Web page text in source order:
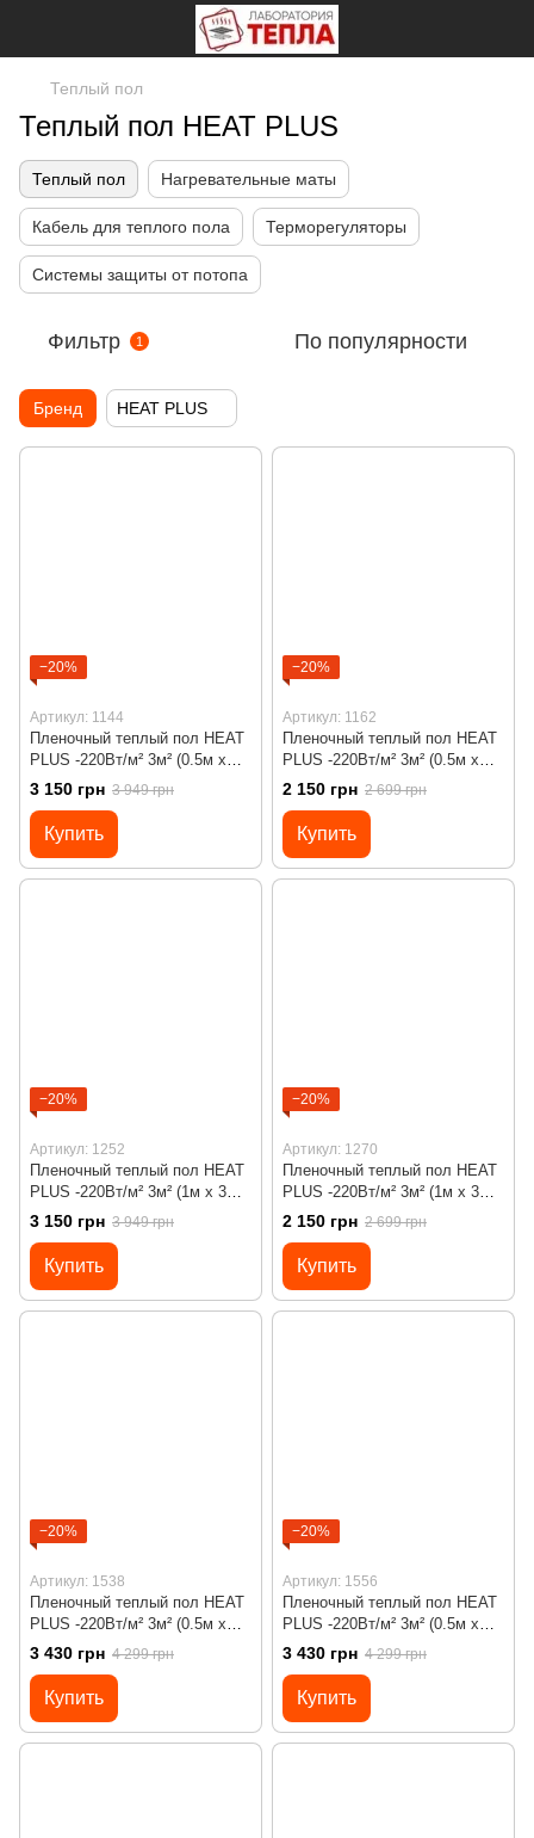
Теплый пол
Теплый пол HEAT PLUS
Теплый пол Нагревательные маты
Кабель для теплого пола Терморегуляторы
Системы защиты от потопа
Фильтр 1 По популярности
Бренд HEAT PLUS
−20%
Артикул: 1144
Пленочный теплый пол HEAT
PLUS -220Вт/м² 3м² (0.5м х
6м)/ 660Вт под ламинат c
программируемым
терморегулятором Х45
3 150 грн 3 949 грн
Купить
−20%
Артикул: 1162
Пленочный теплый пол HEAT
PLUS -220Вт/м² 3м² (0.5м х
6м)/ 660Вт под ламинат с
механическим
терморегулятором RTC 70
2 150 грн 2 699 грн
Купить
−20%
Артикул: 1252
Пленочный теплый пол HEAT
PLUS -220Вт/м² 3м² (1м х 3м)/
660Вт под ламинат c
программируемым
терморегулятором Х45
3 150 грн 3 949 грн
Купить
−20%
Артикул: 1270
Пленочный теплый пол HEAT
PLUS -220Вт/м² 3м² (1м х 3м)/
660Вт под ламинат с
механическим
терморегулятором RTC 70
2 150 грн 2 699 грн
Купить
−20%
Артикул: 1538
Пленочный теплый пол HEAT
PLUS -220Вт/м² 3м² (0.5м х
6м)/ 660Вт под ламинат с
сенсорным программируемым
терморегулятором Х55
3 430 грн 4 299 грн
Купить
−20%
Артикул: 1556
Пленочный теплый пол HEAT
PLUS -220Вт/м² 3м² (0.5м х
6м)/ 660Вт под ламинат с
сенсорным программируемым
терморегулятором Х55
черным
3 430 грн 4 299 грн
Купить